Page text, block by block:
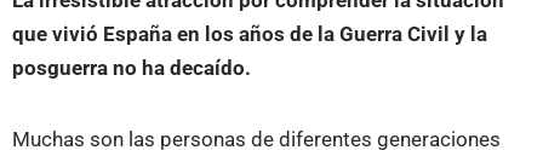
que vivió España en los años de la Guerra Civil y la
posguerra no ha decaído.
Muchas son las personas de diferentes generaciones